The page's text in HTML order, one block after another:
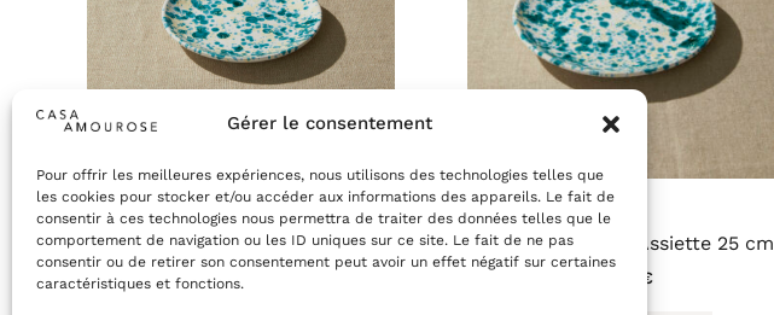
Gérer le consentement
Pour offrir les meilleures expériences, nous utilisons des technologies telles que
les cookies pour stocker et/ou accéder aux informations des appareils. Le fait de
consentir à ces technologies nous permettra de traiter des données telles que le
comportement de navigation ou les ID uniques sur ce site. Le fait de ne pas
consentir ou de retirer son consentement peut avoir un effet négatif sur certaines
caractéristiques et fonctions.
Collection Alba – Assiette 20 cm
18,00
Collection Alba – Assiette 25 cm
€